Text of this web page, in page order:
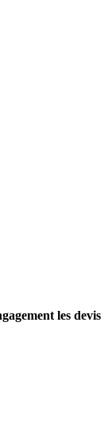
les devis